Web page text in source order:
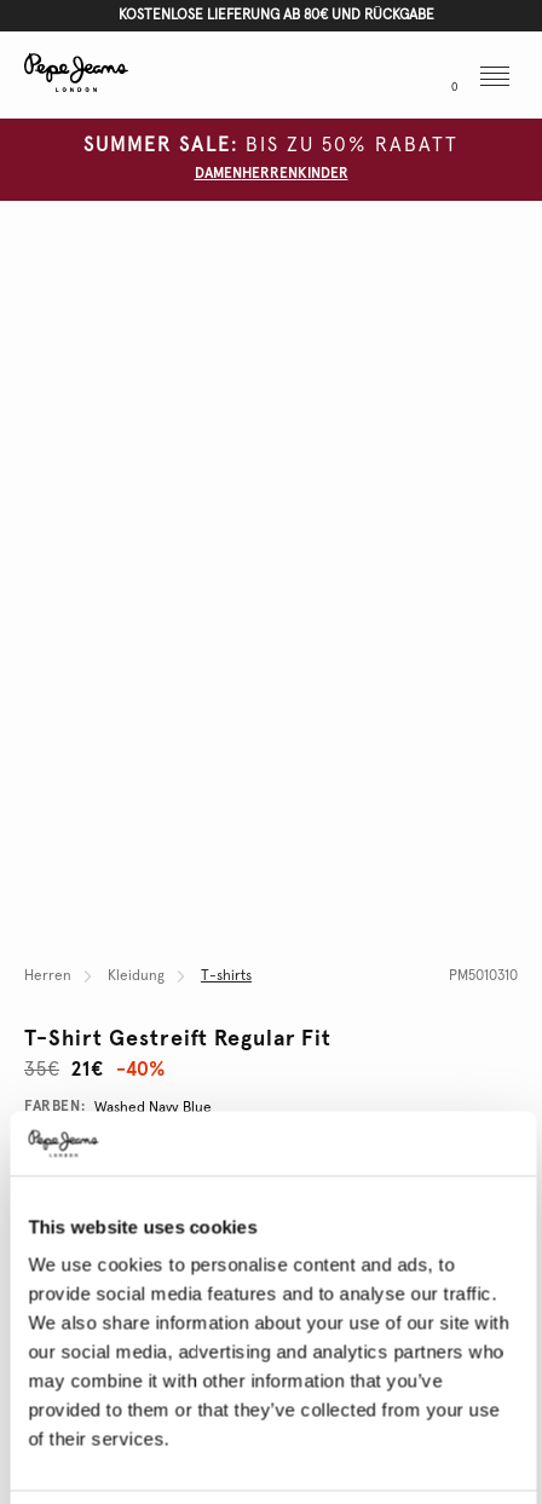
This website uses cookies
We use cookies to personalise content and ads, to
provide social media features and to analyse our traffic.
We also share information about your use of our site with
our social media, advertising and analytics partners who
may combine it with other information that you’ve
provided to them or that they’ve collected from your use
of their services.
KOSTENLOSE LIEFERUNG AB 80€ UND RÜCKGABE
0
Menu
SUMMER SALE: BIS ZU 50% RABATT
DAMEN HERREN KINDER
Herren Kleidung T-shirts PM5010310
T-Shirt Gestreift Regular Fit
21€
35€ -40%
Promotions
Variations
FARBEN: Washed Navy Blue
GRÖßE AUSWÄHLEN:
XS S M L XL
Model trägt: M Größe des Models: 1.88 m
Größentabelle